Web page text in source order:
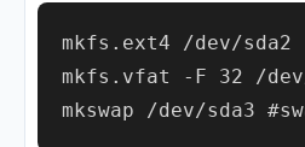
mkfs.ext4 /dev/sda2
mkfs.vfat -F 32 /dev/